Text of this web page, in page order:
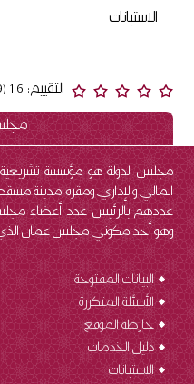
الاستبانات
التقييم: 1.6 (99 اجمالي التقييم)
مجلس الدولة هو مؤسسة تشريعية
المالي والإداري ومقره مدينة
عددهم بالرئيس عدد أعضاء
وهو أحد مكوني مجلس عمان
البيانات المفتوحة
الأسئلة المتكررة
خارطة الموقع
دليل الخدمات
الاستبانات